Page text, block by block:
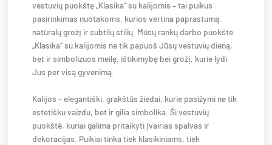
vestuvių puokštę „Klasika“ su kalijomis – tai puikus
pasirinkimas nuotakoms, kurios vertina paprastumą,
natūralų grožį ir subtilų stilių. Mūsų rankų darbo puokštė
„Klasika“ su kalijomis ne tik papuoš Jūsų vestuvių dieną,
bet ir simbolizuos meilę, ištikimybę bei grožį, kurie lydi
Jus per visą gyvenimą.
Kalijos – elegantiški, grakštūs žiedai, kurie pasižymi ne tik
estetišku vaizdu, bet ir gilia simbolika. Ši vestuvių
puokštė, kuriai galima pritaikyti įvairias spalvas ir
dekoracijas. Puikiai tinka tiek klasikiniams, tiek